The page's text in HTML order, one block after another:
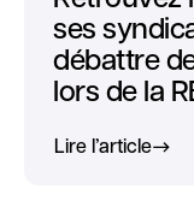
ses
débattre
lors de la
Lire l’article